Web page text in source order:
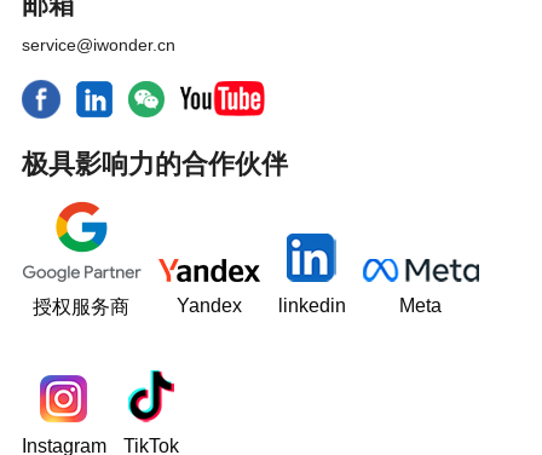
service@iwonder.cn
极具影响力的合作伙伴
授权服务商 Yandex linkedin Meta
Instagram TikTok